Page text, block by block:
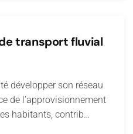
transport fluvial
développer son réseau
de l’approvisionnement
habitants, contrib…